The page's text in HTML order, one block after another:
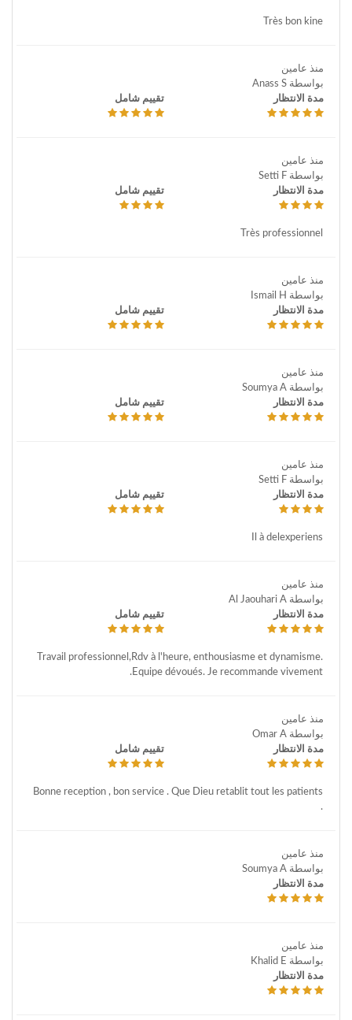
Très bon kine
منذ عامين
بواسطة Anass S
مدة الانتظار
تقييم شامل
منذ عامين
بواسطة Setti F
مدة الانتظار
تقييم شامل
Très professionnel
منذ عامين
بواسطة Ismail H
مدة الانتظار
تقييم شامل
منذ عامين
بواسطة Soumya A
مدة الانتظار
تقييم شامل
منذ عامين
بواسطة Setti F
مدة الانتظار
تقييم شامل
Il à delexperiens
منذ عامين
بواسطة Al Jaouhari A
مدة الانتظار
تقييم شامل
Travail professionnel,Rdv à l'heure, enthousiasme et dynamisme.
Equipe dévoués. Je recommande vivement.
منذ عامين
بواسطة Omar A
مدة الانتظار
تقييم شامل
Bonne reception , bon service . Que Dieu retablit tout les patients
.
منذ عامين
بواسطة Soumya A
مدة الانتظار
منذ عامين
بواسطة Khalid E
مدة الانتظار